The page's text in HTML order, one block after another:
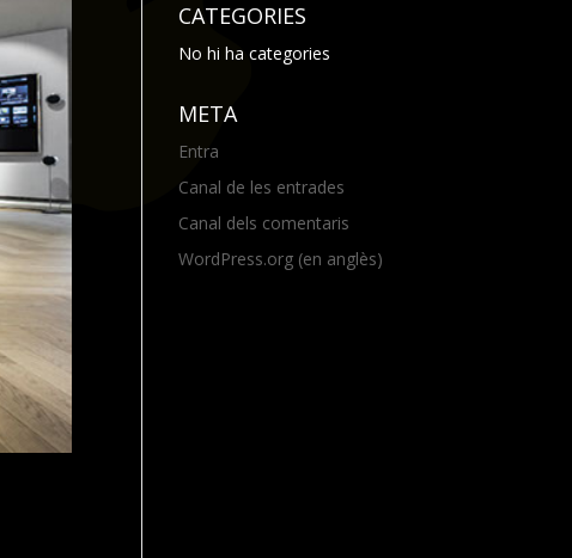
CATEGORIES
No hi ha categories
META
Entra
Canal de les entrades
Canal dels comentaris
WordPress.org (en anglès)